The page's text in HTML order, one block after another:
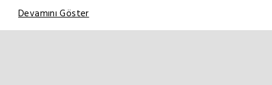
Devamını Göster